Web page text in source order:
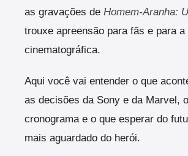
as gravações de Homem-Aranha:
trouxe apreensão para fãs e para
cinematográfica.
Aqui você vai entender o que
as decisões da Sony e da Marvel,
cronograma e o que esperar do
mais aguardado do herói.